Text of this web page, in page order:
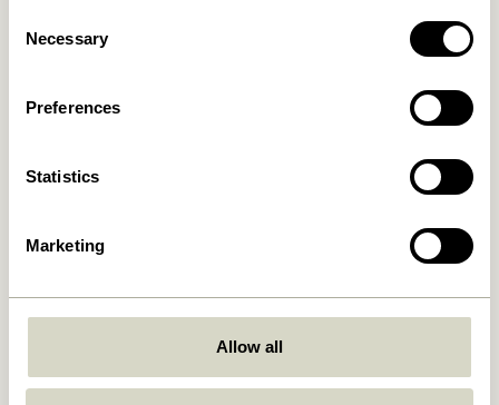
Selection
Necessary
Preferences
Statistics
Marketing
Allow all
469,00kr.
Deux Töpfe
Set)